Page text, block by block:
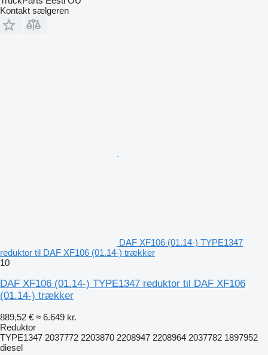
Kontakt sælgeren
DAF XF106 (01.14-) TYPE1347
reduktor til DAF XF106 (01.14-) trækker
10
DAF XF106 (01.14-) TYPE1347 reduktor til DAF XF106
(01.14-) trækker
889,52 € ≈ 6.649 kr.
Reduktor
TYPE1347 2037772 2203870 2208947 2208964 2037782 1897952
diesel